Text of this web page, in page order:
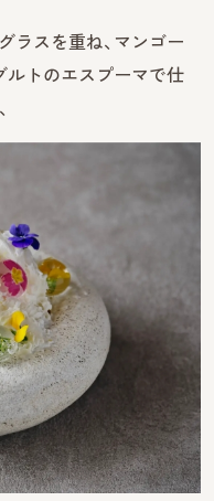
ラスを重ね、マンゴー
ルトのエスプーマで仕